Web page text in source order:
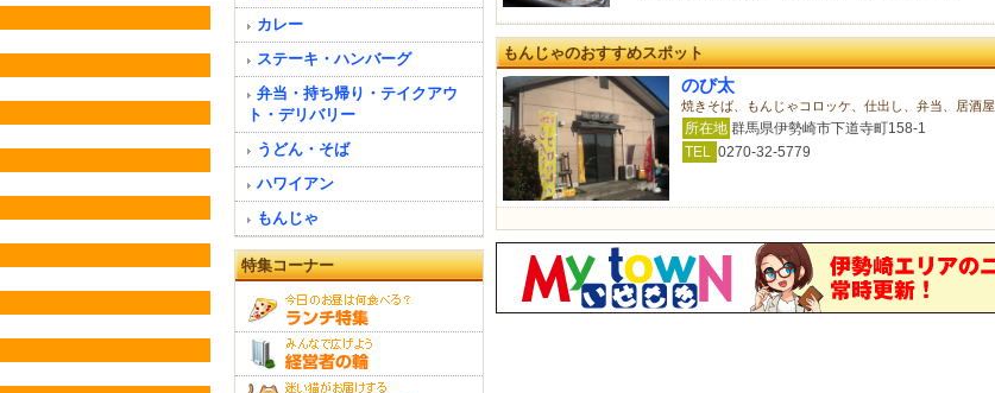
もんじゃのおすすめスポット
のび太
焼きそば、もんじゃコロッケ、仕出し、弁当、居酒屋
所在地 群馬県伊勢崎市下道寺町158-1
TEL 0270-32-5779
カレー
ステーキ・ハンバーグ
弁当・持ち帰り・テイクアウ
ト・デリバリー
うどん・そば
ハワイアン
もんじゃ
特集コーナー